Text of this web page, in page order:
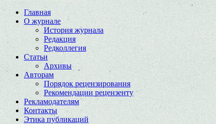
Главная
О журнале
История журнала
Редакция
Редколлегия
Статьи
Архивы
Авторам
Порядок рецензирования
Рекомендации рецензенту
Рекламодателям
Контакты
Этика публикаций